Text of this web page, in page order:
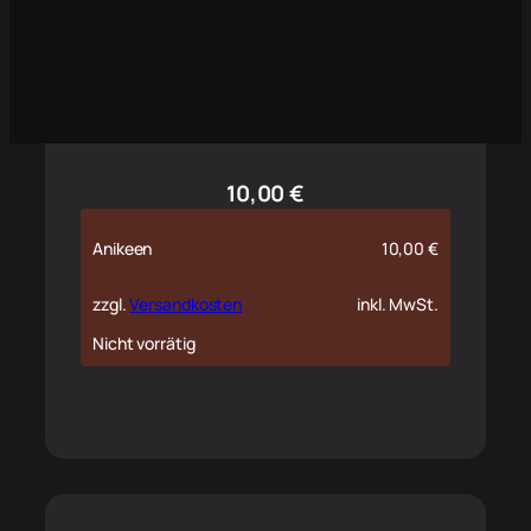
10,00€
Anikeen 10,00€
zzgl.Versandkosten
inkl. MwSt.
Nicht vorrätig